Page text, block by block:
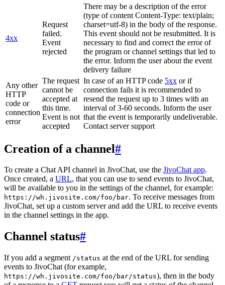
4xx
Request
failed.
Event
rejected
There may be a description of the error
(type of content Content-Type: text/plain;
charset=utf-8) in the body of the response.
This event should not be resubmitted. It is
necessary to find and correct the error of
the program or channel settings that led to
the error. Inform the user about the event
delivery failure
Any other
HTTP
code or
connection
error
The request
cannot be
accepted at
this time.
Event is not
accepted
In case of an HTTP code 5xx or if
connection fails it is recommended to
resend the request up to 3 times with an
interval of 3-60 seconds. Inform the user
that the event is temporarily undeliverable.
Contact server support
Creation of a channel#
To create a Chat API channel in JivoChat, use the JivoChat app.
Once created, a URL, that you can use to send events to JivoChat,
will be available to you in the settings of the channel, for example:
https://wh.jivosite.com/foo/bar. To receive messages from
JivoChat, set up a custom server and add the URL to receive events
in the channel settings in the app.
Channel status#
If you add a segment /status at the end of the URL for sending
events to JivoChat (for example,
https://wh.jivosite.com/foo/bar/status), then in the body